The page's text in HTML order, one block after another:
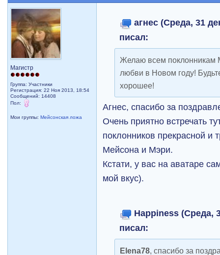
Магистр
Группа: Участники
Регистрация: 22 Ноя 2013, 18:54
Сообщений: 14408
Пол:
Мои группы:Мейсонская ложа
агнес (Среда, 31
писал:
Желаю всем поклонникам
любви в Новом году!
хорошее!
Агнес, спасибо за
Очень приятно встречать
поклонников прекрасной и
Мейсона и Мэри.
Кстати, у вас на аватаре
мой вкус).
Happiness (Среда,
писал:
Elena78, спасибо за